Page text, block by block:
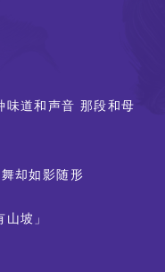
道和声音 那段和母
却如影随形
坡」